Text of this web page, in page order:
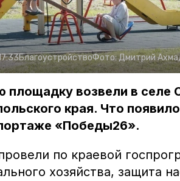
БлагоустройствоФото:Дмитрий
площадку возвели в селе
края. Что
«Победы26».
по краевой
хозяйства, защита